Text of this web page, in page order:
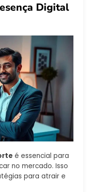
Digital
é essencial para
no mercado. Isso
para atrair e